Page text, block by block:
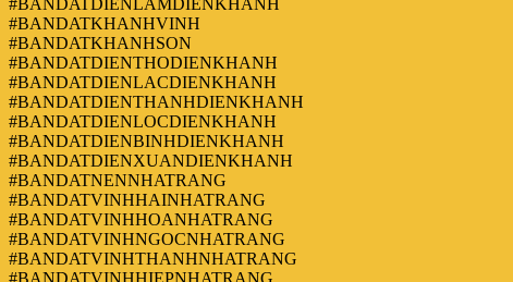
#BANDATKHANHVINH
#BANDATKHANHSON
#BANDATDIENTHODIENKHANH
#BANDATDIENLACDIENKHANH
#BANDATDIENTHANHDIENKHANH
#BANDATDIENLOCDIENKHANH
#BANDATDIENBINHDIENKHANH
#BANDATDIENXUANDIENKHANH
#BANDATNENNHATRANG
#BANDATVINHHAINHATRANG
#BANDATVINHHOANHATRANG
#BANDATVINHNGOCNHATRANG
#BANDATVINHTHANHNHATRANG
#BANDATVINHHIEPNHATRANG